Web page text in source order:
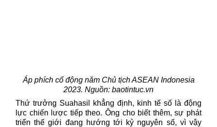
Áp phích cổ động năm Chủ tịch ASEAN Indonesia
2023. Nguồn: baotintuc.vn
Thứ trưởng Suahasil khẳng định, kinh tế số là động
lực chiến lược tiếp theo. Ông cho biết thêm, sự phát
triển thế giới đang hướng tới kỷ nguyên số, vì vậy